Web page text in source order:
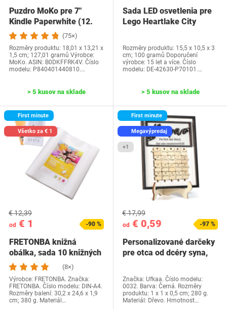
Puzdro MoKo pre 7"
Kindle Paperwhite (12.
generácia-2024) a…
(75×)
Rozměry produktu: 18,01 x 13,21 x
1,5 cm; 127,01 gramů Výrobce:
MoKo. ASIN: B0DKFFRK4V. Číslo
modelu: P840401440810.…
> 5 kusov na sklade
Sada LED osvetlenia pre
Lego Heartlake City
Rozměry produktu: 15,5 x 10,5 x 3
cm; 100 gramů Doporučení
výrobce: 15 let a více. Číslo
modelu: DE-42630-P70101.…
> 5 kusov na sklade
First minute
Všetko za € 1
od € 1
€ 12,39
-90 %
FRETONBA knižná
obálka, sada 10 knižných
dosiek, priehľadné…
(8×)
Výrobce: FRETONBA. Značka:
FRETONBA. Číslo modelu: DIN-A4.
Rozměry balení: 30,2 x 24,6 x 1,9
cm; 380 g. Materiál…
First minute
Megavýpredaj
+1
od € 0,59
€ 17,99
-97 %
Personalizované darčeky
pre otca od dcéry syna,
Značka: Ufkaa. Číslo modelu:
0032. Barva: Černá. Rozměry
produktu: 1 x 1 x 0,5 cm; 280 g.
Materiál: Dřevo. Hmotnost…